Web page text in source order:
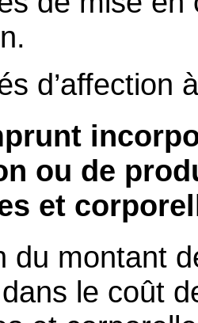
d’affection
ou de
et
du montant
le coût